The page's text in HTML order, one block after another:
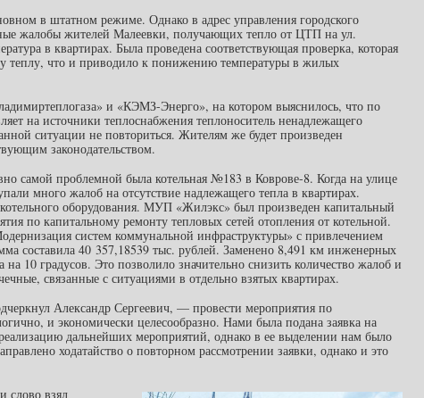
в штатном режиме. Однако в адрес управления городского
жалобы жителей Малеевки, получающих тепло от ЦТП на ул.
в квартирах. Была проведена соответствующая проверка, которая
теплу, что и приводило к понижению температуры в жилых
и «КЭМЗ-Энерго», на котором выяснилось, что по
на источники теплоснабжения теплоноситель ненадлежащего
ситуации не повториться. Жителям же будет произведен
законодательством.
самой проблемной была котельная №183 в Коврове-8. Когда на улице
много жалоб на отсутствие надлежащего тепла в квартирах.
оборудования. МУП «Жилэкс» был произведен капитальный
по капитальному ремонту тепловых сетей отопления от котельной.
систем коммунальной инфраструктуры» с привлечением
составила 40 357,18539 тыс. рублей. Заменено 8,491 км инженерных
на 10 градусов. Это позволило значительно снизить количество жалоб и
связанные с ситуациями в отдельно взятых квартирах.
Александр Сергеевич, — провести мероприятия по
и экономически целесообразно. Нами была подана заявка на
дальнейших мероприятий, однако в ее выделении нам было
ходатайство о повторном рассмотрении заявки, однако и это
слово взял